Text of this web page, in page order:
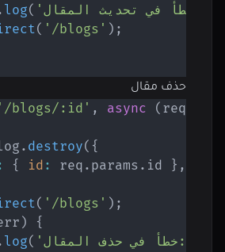
log(
( '/blogs' ) ;
حذف مقال
'/blogs/:id' , async ( req
. destroy( {
{ id : req . params . id } ,
( '/blogs' ) ;
)
{
log( 'خطأ في حذف المقال:'